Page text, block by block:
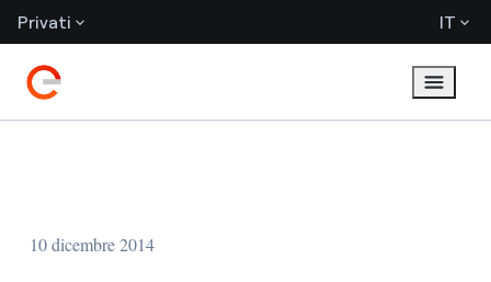
Privati IT
10 dicembre 2014